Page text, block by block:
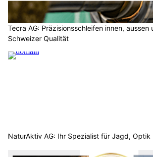
Tecra AG: Präzisionsschleifen innen, aussen
Schweizer Qualität
NaturAktiv AG: Ihr Spezialist für Jagd,